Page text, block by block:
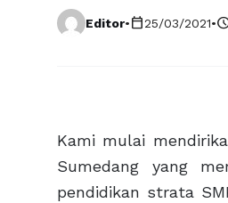
Editor•calendar_today25/03/2021•
Kami mulai
Sumedang yang
pendidikan strata